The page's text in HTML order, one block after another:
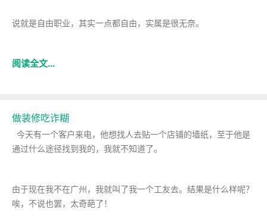
说就是自由职业，其实一点都自由，实属是很无奈。
阅读全文...
做装修吃诈糊
今天有一个客户来电，他想找人去贴一个店铺的墙纸，至于他是
通过什么途径找到我的，我就不知道了。
由于现在我不在广州，我就叫了我一个工友去。结果是什么样呢？
唉，不说也罢，太奇葩了！